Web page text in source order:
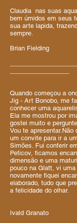
Claudia nas suas
bem úmidos em seus
sua arte lapida,
sempre.
Brian Fielding
Quando começou a
Jig - Art Bonobo, me
conhecer uma
Ela me mostrou por
gostei muito e
Vou te apresentar.Não
um convite para ir a
Simões. Fui conferir
Peticov, ficamos
dimensão e uma
pouco na Glatt, vi
novamente fiquei
elaborado, tudo que
a
Ivald Granato